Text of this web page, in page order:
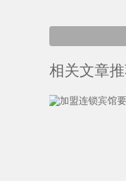
相关文章